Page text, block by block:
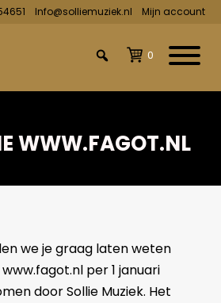
Info@solliemuziek.nl Mijn account
0
WWW.FAGOT.NL
we je graag laten weten
per 1 januari
door Sollie Muziek. Het